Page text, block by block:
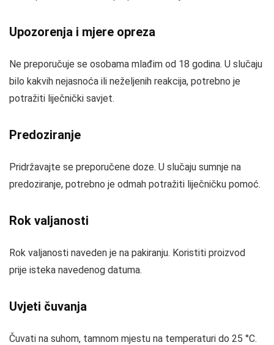
Upozorenja i mjere opreza
Ne preporučuje se osobama mlađim od 18 godina. U slučaju
bilo kakvih nejasnoća ili neželjenih reakcija, potrebno je
potražiti liječnički savjet.
Predoziranje
Pridržavajte se preporučene doze. U slučaju sumnje na
predoziranje, potrebno je odmah potražiti liječničku pomoć.
Rok valjanosti
Rok valjanosti naveden je na pakiranju. Koristiti proizvod
prije isteka navedenog datuma.
Uvjeti čuvanja
Čuvati na suhom, tamnom mjestu na temperaturi do 25 °C.